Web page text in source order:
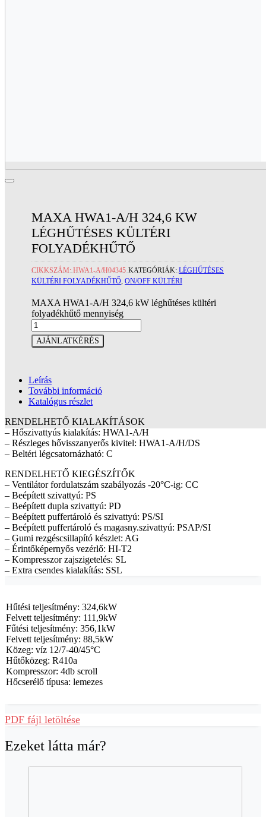
MAXA HWA1-A/H 324,6 KW
LÉGHŰTÉSES KÜLTÉRI
FOLYADÉKHŰTŐ
CIKKSZÁM:HWA1-A/H04345 KATEGÓRIÁK:LÉGHŰTÉSES
KÜLTÉRI FOLYADÉKHŰTŐ, ON/OFF KÜLTÉRI
MAXA HWA1-A/H 324,6 kW léghűtéses kültéri
folyadékhűtő mennyiség
AJÁNLATKÉRÉS
Leírás
További információ
Katalógus részlet
RENDELHETŐ KIALAKÍTÁSOK
– Hőszivattyús kialakítás: HWA1-A/H
– Részleges hővisszanyerős kivitel: HWA1-A/H/DS
– Beltéri légcsatornázható: C
RENDELHETŐ KIEGÉSZÍTŐK
– Ventilátor fordulatszám szabályozás -20°C-ig: CC
– Beépített szivattyú: PS
– Beépített dupla szivattyú: PD
– Beépített puffertároló és szivattyú: PS/SI
– Beépített puffertároló és magasny.szivattyú: PSAP/SI
– Gumi rezgéscsillapító készlet: AG
– Érintőképernyős vezérlő: HI-T2
– Kompresszor zajszigetelés: SL
– Extra csendes kialakítás: SSL
Hűtési teljesítmény: 324,6kW
Felvett teljesítmény: 111,9kW
Fűtési teljesítmény: 356,1kW
Felvett teljesítmény: 88,5kW
Közeg: víz 12/7-40/45°C
Hűtőközeg: R410a
Kompresszor: 4db scroll
Hőcserélő típusa: lemezes
PDF fájl letöltése
Ezeket látta már?